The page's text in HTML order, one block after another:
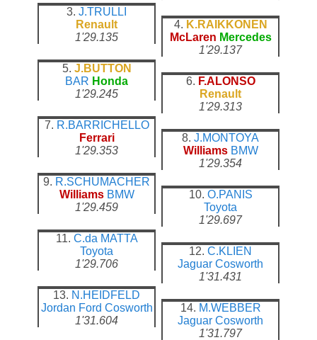
3. J.TRULLI
Renault
1'29.135
4. K.RAIKKONEN
McLaren Mercedes
1'29.137
5. J.BUTTON
BAR Honda
1'29.245
6. F.ALONSO
Renault
1'29.313
7. R.BARRICHELLO
Ferrari
1'29.353
8. J.MONTOYA
Williams BMW
1'29.354
9. R.SCHUMACHER
Williams BMW
1'29.459
10. O.PANIS
Toyota
1'29.697
11. C.da MATTA
Toyota
1'29.706
12. C.KLIEN
Jaguar Cosworth
1'31.431
13. N.HEIDFELD
Jordan Ford Cosworth
1'31.604
14. M.WEBBER
Jaguar Cosworth
1'31.797